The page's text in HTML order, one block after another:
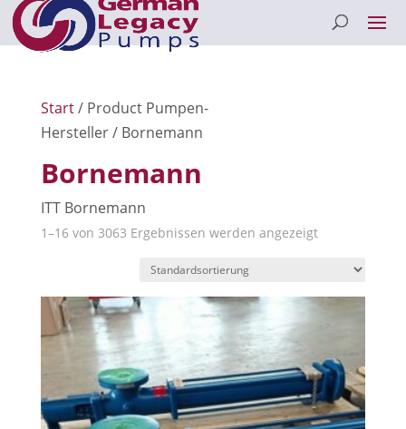
Start/ Product Pumpen-
Hersteller / Bornemann
Bornemann
ITT Bornemann
1–16 von 3063 Ergebnissen werden angezeigt